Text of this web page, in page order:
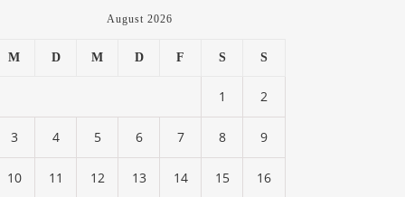
August 2026
M D M D F S S
1 2
3 4 5 6 7 8 9
10 11 12 13 14 15 16